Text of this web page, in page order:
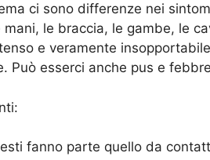
ci sono differenze nei
le braccia, le gambe, le
e veramente
Può esserci anche pus e
fanno parte quello da